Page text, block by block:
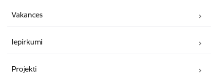
Vakances
Iepirkumi
Projekti